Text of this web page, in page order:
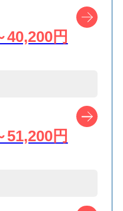
往復大型客船
食事なし
40,200円
51,200円